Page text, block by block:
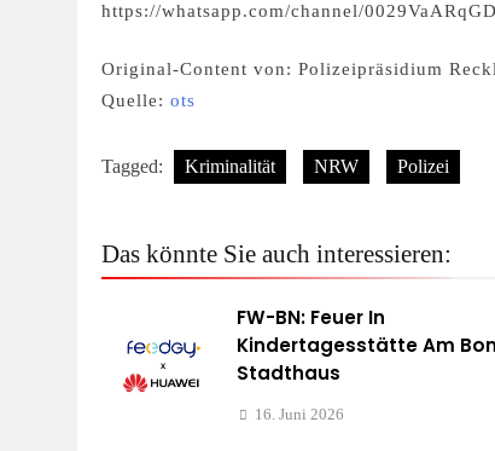
https://whatsapp.com/channel/
Original-Content von: Polizeipräsidium
Quelle: ots
Tagged: Kriminalität NRW Polizei
Das könnte Sie auch interessieren:
FW-BN: Feuer In
Kindertagesstätte Am
Stadthaus
16. Juni 2026